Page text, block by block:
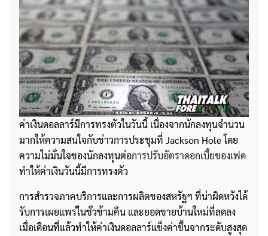
ค่าเงินดอลลาร์มีการทรงตัวในวันนี้ เนื่องจากนักลงทุนจำนวน
มากให้ความสนใจกับข่าวการประชุมที่ Jackson Hole โดย
ความไม่มั่นใจของนักลงทุนต่อการปรับอัตราดอกเบี้ยของเฟด
ทำให้ค่าเงินวันนี้มีการทรงตัว
การสำรวจภาคบริการและการผลิตของสหรัฐฯ ที่น่าผิดหวังได้
รับการเผยแพร่ในชั่วข้ามคืน และยอดขายบ้านใหม่ที่ลดลง
เมื่อเดือนที่แล้วทำให้ค่าเงินดอลลาร์แข็งค่าขึ้นจากระดับสูงสุด